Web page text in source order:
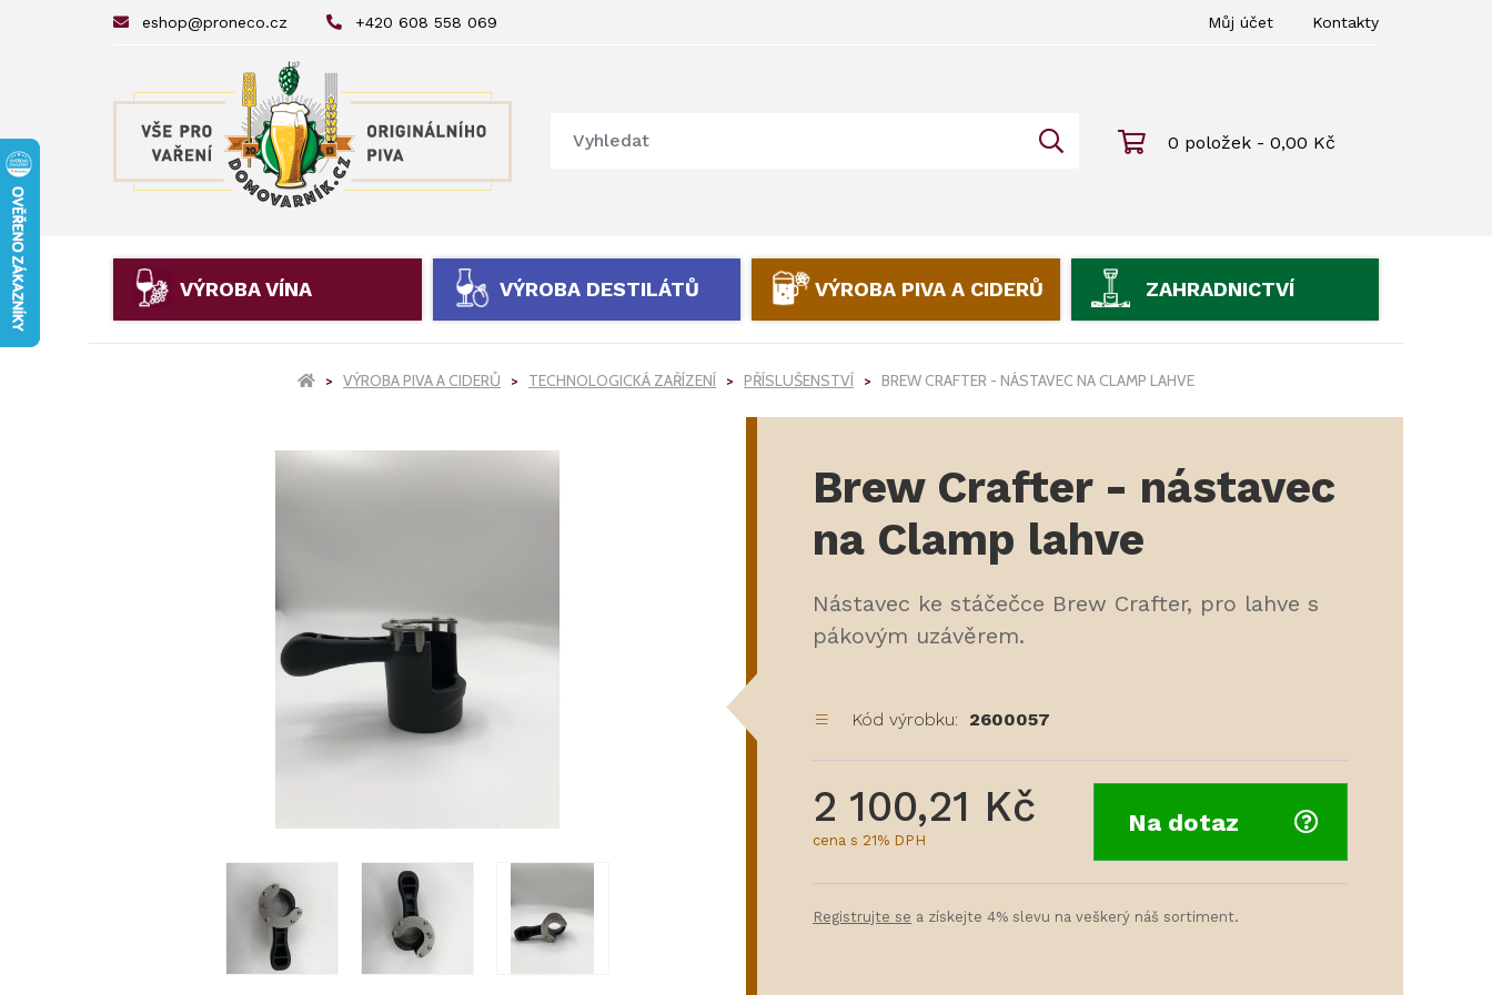
eshop@proneco.cz +420 608 558 069 Můj účet Kontakty
0 položek - 0,00 Kč
VÝROBA VÍNA VÝROBA DESTILÁTŮ VÝROBA PIVA A CIDERŮ ZAHRADNICTVÍ
VÝROBA PIVA A CIDERŮ TECHNOLOGICKÁ ZAŘÍZENÍ PŘÍSLUŠENSTVÍ BREW CRAFTER - NÁSTAVEC NA CLAMP LAHVE
Brew Crafter - nástavec
na Clamp lahve
Nástavec ke stáčečce Brew Crafter, pro lahve s
pákovým uzávěrem.
Kód výrobku: 2600057
2 100,21 Kč
cena s 21% DPH
Na dotaz
Registrujte se a získejte 4% slevu na veškerý náš sortiment.